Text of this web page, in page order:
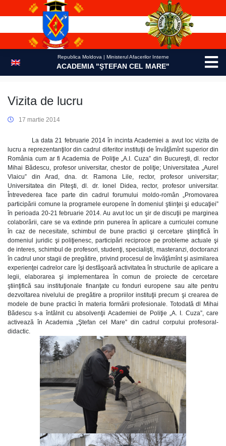
Republica Moldova | Ministerul Afacerilor Interne
ACADEMIA "ŞTEFAN CEL MARE"
Vizita de lucru
17 martie 2014
La data 21 februarie 2014 în incinta Academiei a avut loc vizita de
lucru a reprezentanţilor din cadrul diferitor instituţii de învăţămînt superior din
România cum ar fi Academia de Poliţie „A.I. Cuza” din Bucureşti, dl. rector
Mihai Bădescu, profesor universitar, chestor de poliţie; Universitatea „Aurel
Vlaicu” din Arad, dna. dr. Ramona Lile, rector, profesor universitar;
Universitatea din Piteşti, dl. dr. Ionel Didea, rector, profesor universitar.
Întrevederea face parte din cadrul forumului moldo-român „Promovarea
participării comune la programele europene în domeniul ştiinţei şi educaţiei”
în perioada 20-21 februarie 2014. Au avut loc un şir de discuţii pe marginea
colaborării, care se va extinde prin punerea în aplicare a curriculei comune
în caz de necesitate, schimbul de bune practici şi cercetare ştiinţifică în
domeniul juridic şi poliţienesc, participări reciproce pe probleme actuale şi
de interes, schimbul de profesori, studenţi, specialişti, masteranzi, doctoranzi
în cadrul unor stagii de pregătire, privind procesul de învăţămînt şi asimilarea
experienţei cadrelor care îşi desfăşoară activitatea în structurile de aplicare a
legii, elaborarea şi implementarea în comun de proiecte de cercetare
ştiinţifică sau instituţionale finanţate cu fonduri europene sau alte pentru
dezvoltarea nivelului de pregătire a propriilor instituţii precum şi crearea de
modele de bune practici în materia formării profesionale. Totodată dl Mihai
Bădescu s-a întălnit cu absolvenţii Academiei de Poliţie „A. I. Cuza”, care
activează în Academia „Ştefan cel Mare” din cadrul corpului profesoral-
didactic.